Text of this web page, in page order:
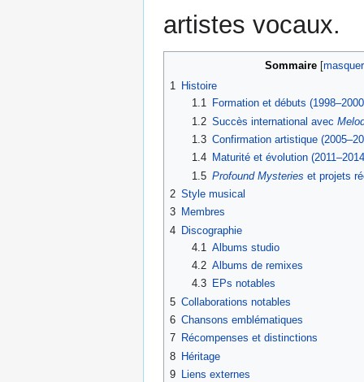
artistes vocaux.
Sommaire
1 Histoire
1.1
Formation et débuts
1.2 Succès international avec
1.3 Confirmation artistique
1.4
Maturité et évolution
1.5 Profound Mysteries et projets
2 Style musical
3 Membres
4 Discographie
4.1 Albums studio
4.2 Albums de remixes
4.3
EPs notables
5 Collaborations notables
6 Chansons emblématiques
7 Récompenses et distinctions
8 Héritage
9 Liens externes